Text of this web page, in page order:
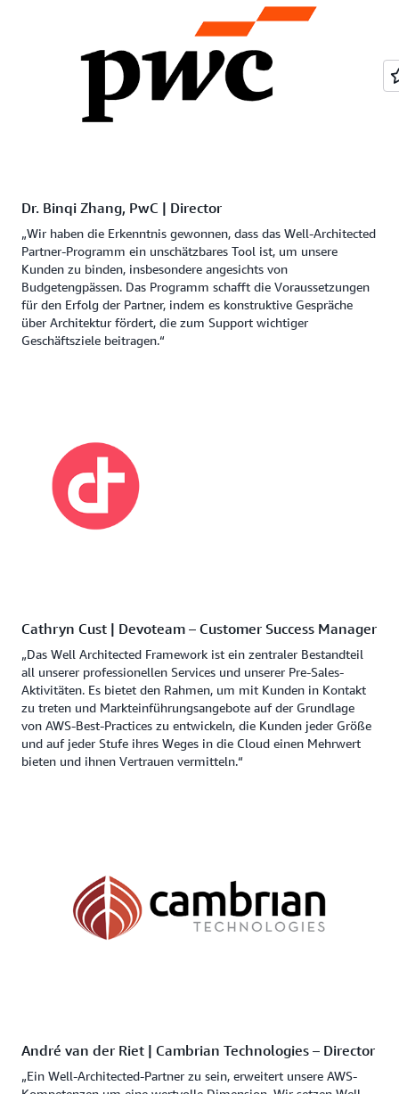
Dr. Binqi Zhang, PwC | Director
„Wir haben die Erkenntnis gewonnen, dass das Well-Architected
Partner-Programm ein unschätzbares Tool ist, um unsere
Kunden zu binden, insbesondere angesichts von
Budgetengpässen. Das Programm schafft die Voraussetzungen
für den Erfolg der Partner, indem es konstruktive Gespräche
über Architektur fördert, die zum Support wichtiger
Geschäftsziele beitragen.“
Cathryn Cust | Devoteam – Customer Success Manager
„Das Well Architected Framework ist ein zentraler Bestandteil
all unserer professionellen Services und unserer Pre-Sales-
Aktivitäten. Es bietet den Rahmen, um mit Kunden in Kontakt
zu treten und Markteinführungsangebote auf der Grundlage
von AWS-Best-Practices zu entwickeln, die Kunden jeder Größe
und auf jeder Stufe ihres Weges in die Cloud einen Mehrwert
bieten und ihnen Vertrauen vermitteln.“
André van der Riet | Cambrian Technologies – Director
„Ein Well-Architected-Partner zu sein, erweitert unsere AWS-